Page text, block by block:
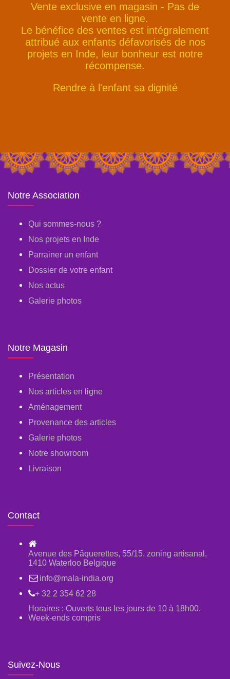
Vente exclusive en magasin - Pas de
vente en ligne.
Le bénéfice des ventes est intégralement
attribué aux enfants défavorisés de nos
projets en Inde, leur bonheur est notre
récompense.
Rendre à l'enfant sa dignité
Notre Association
Qui sommes-nous ?
Nos projets en Inde
Parrainer un enfant
Dossier de votre enfant
Nos actus
Galerie photos
Notre Magasin
Présentation
Nos articles en ligne
Aménagement
Provenance des articles
Galerie photos
Notre showroom
Livraison
Contact
Avenue des Pâquerettes, 55/15, zoning artisanal,
1410 Waterloo Belgique
info@mala-india.org
+ 32 2 354 62 28
Horaires : Ouverts tous les jours de 10 à 18h00.
Week-ends compris
Suivez-Nous